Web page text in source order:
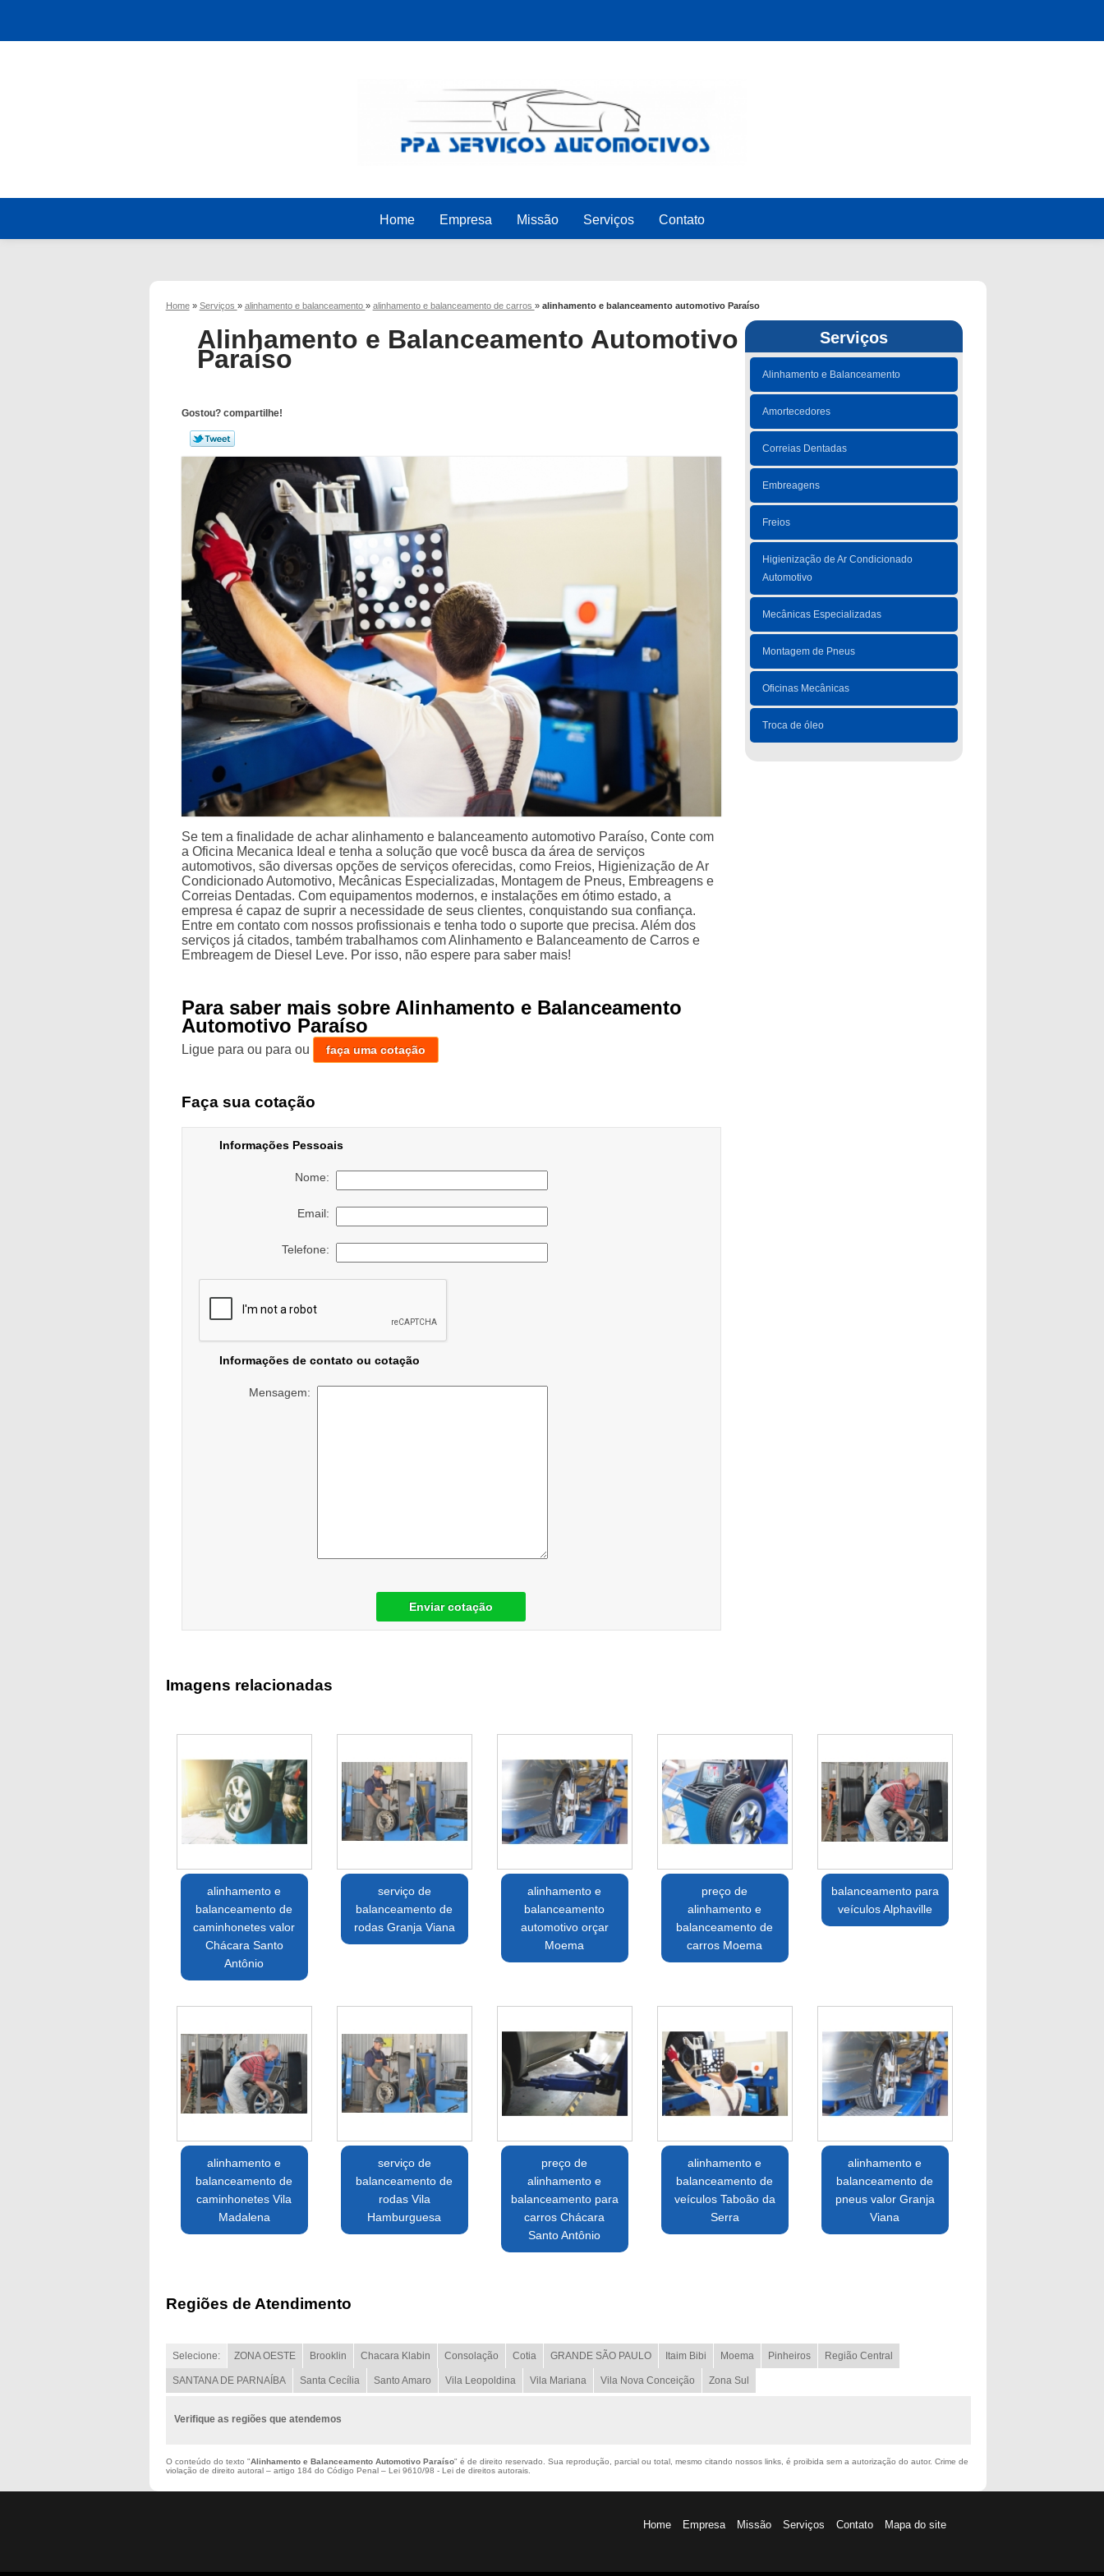
Home Empresa Missão Serviços Contato
Home » Serviços » alinhamento e balanceamento » alinhamento e balanceamento de carros » alinhamento e balanceamento automotivo Paraíso
Serviços
Alinhamento e Balanceamento
Amortecedores
Correias Dentadas
Embreagens
Freios
Higienização de Ar Condicionado
Automotivo
Mecânicas Especializadas
Montagem de Pneus
Oficinas Mecânicas
Troca de óleo
Alinhamento e Balanceamento Automotivo
Paraíso
Gostou? compartilhe!
Se tem a finalidade de achar alinhamento e balanceamento automotivo Paraíso, Conte com
a Oficina Mecanica Ideal e tenha a solução que você busca da área de serviços
automotivos, são diversas opções de serviços oferecidas, como Freios, Higienização de Ar
Condicionado Automotivo, Mecânicas Especializadas, Montagem de Pneus, Embreagens e
Correias Dentadas. Com equipamentos modernos, e instalações em ótimo estado, a
empresa é capaz de suprir a necessidade de seus clientes, conquistando sua confiança.
Entre em contato com nossos profissionais e tenha todo o suporte que precisa. Além dos
serviços já citados, também trabalhamos com Alinhamento e Balanceamento de Carros e
Embreagem de Diesel Leve. Por isso, não espere para saber mais!
Para saber mais sobre Alinhamento e Balanceamento
Automotivo Paraíso
Ligue paraou paraou faça uma cotação
Faça sua cotação
Informações Pessoais
Nome:
Email:
Telefone:
Informações de contato ou cotação
Mensagem:
Enviar cotação
Imagens relacionadas
alinhamento e
balanceamento de
caminhonetes valor
Chácara Santo
Antônio
serviço de
balanceamento de
rodas Granja Viana
alinhamento e
balanceamento
automotivo orçar
Moema
preço de
alinhamento e
balanceamento de
carros Moema
balanceamento para
veículos Alphaville
alinhamento e
balanceamento de
caminhonetes Vila
Madalena
serviço de
balanceamento de
rodas Vila
Hamburguesa
preço de
alinhamento e
balanceamento para
carros Chácara
Santo Antônio
alinhamento e
balanceamento de
veículos Taboão da
Serra
alinhamento e
balanceamento de
pneus valor Granja
Viana
Regiões de Atendimento
Selecione: ZONA OESTE Brooklin Chacara Klabin Consolação Cotia GRANDE SÃO PAULO Itaim Bibi Moema Pinheiros Região Central
SANTANA DE PARNAÍBA Santa Cecília Santo Amaro Vila Leopoldina Vila Mariana Vila Nova Conceição Zona Sul
Verifique as regiões que atendemos
O conteúdo do texto "Alinhamento e Balanceamento Automotivo Paraíso" é de direito reservado. Sua reprodução, parcial ou total, mesmo citando nossos links, é proibida sem a autorização do autor. Crime de
violação de direito autoral – artigo 184 do Código Penal – Lei 9610/98 - Lei de direitos autorais.
Home Empresa Missão Serviços Contato Mapa do site